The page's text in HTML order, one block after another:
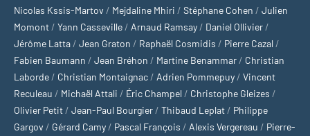
Nicolas Kssis-Martov / Mejdaline Mhiri / Stéphane Cohen / Julien
Momont / Yann Casseville / Arnaud Ramsay / Daniel Ollivier /
Jérôme Latta / Jean Graton / Raphaël Cosmidis / Pierre Cazal /
Fabien Baumann / Jean Bréhon / Martine Benammar / Christian
Laborde / Christian Montaignac / Adrien Pommepuy / Vincent
Reculeau / Michaël Attali / Éric Champel / Christophe Gleizes /
Olivier Petit / Jean-Paul Bourgier / Thibaud Leplat / Philippe
Gargov / Gérard Camy / Pascal François / Alexis Vergereau / Pierre-